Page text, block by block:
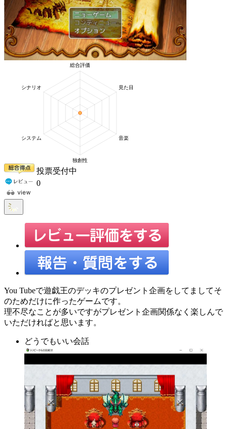
投票受付中
0
You Tubeで遊戯王のデッキのプレゼント企画をしてましてそ
のためだけに作ったゲームです。
理不尽なことが多いですがプレゼント企画関係なく楽しんで
いただければと思います。
どうでもいい会話